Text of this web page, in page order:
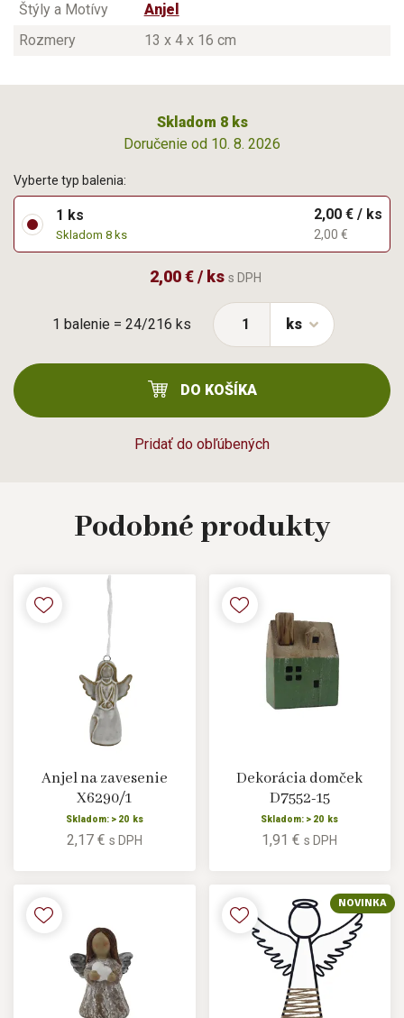
Štýly a Motívy
Anjel
Rozmery
13 x 4 x 16 cm
Skladom 8 ks
Doručenie od 10. 8. 2026
1 balenie = 24/216 ks
Pridať do obľúbených
Vyberte typ balenia:
1 ks
Skladom 8 ks
2,00 € / ks
2,00 €
2,00 € / ks s DPH
ks
DO KOŠÍKA
Podobné produkty
Anjel na zavesenie
X6290/1
Skladom: > 20 ks
2,17 € s DPH
Dekorácia domček
D7552-15
Skladom: > 20 ks
1,91 €s DPH
NOVINKA